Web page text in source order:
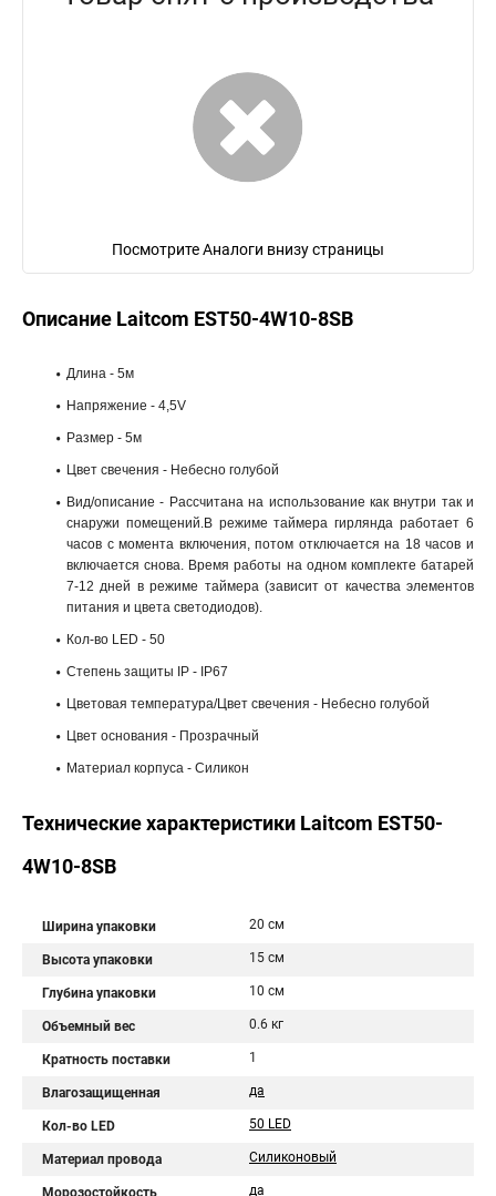
Посмотрите Аналоги внизу страницы
Описание Laitcom EST50-4W10-8SB
Длина - 5м
Напряжение - 4,5V
Размер - 5м
Цвет свечения - Небесно голубой
Вид/описание - Рассчитана на использование как внутри так и
снаружи помещений.В режиме таймера гирлянда работает 6
часов с момента включения, потом отключается на 18 часов и
включается снова. Время работы на одном комплекте батарей
7-12 дней в режиме таймера (зависит от качества элементов
питания и цвета светодиодов).
Кол-во LED - 50
Степень защиты IP - IP67
Цветовая температура/Цвет свечения - Небесно голубой
Цвет основания - Прозрачный
Материал корпуса - Силикон
Технические характеристики Laitcom EST50-
4W10-8SB
Ширина упаковки 20 см
Высота упаковки 15 см
Глубина упаковки 10 см
Объемный вес 0.6 кг
Кратность поставки 1
Влагозащищенная да
Кол-во LED 50 LED
Материал провода Силиконовый
Морозостойкость да